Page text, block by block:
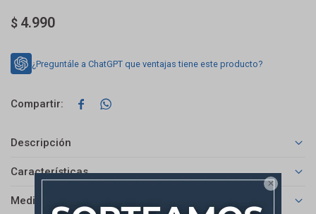

$ 4.990
¿Preguntále a ChatGPT que ventajas tiene este producto?
 
Descripción
Características
Medios de pago